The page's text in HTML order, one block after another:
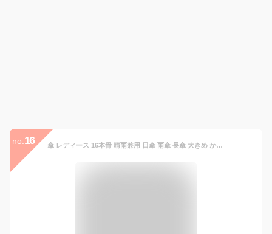
no. 16 傘 レディース 16本骨 晴雨兼用 日傘 雨傘 長傘 大きめ かわいい uvカット 紫外線カット 日焼け対策 ジャンプ傘 バイカラー ツートン バンブーハンドル おしゃれ 超撥水 かさ カサ ワンタッチ 耐風梅雨 大きいサイズ ロング傘 ジャンプ式